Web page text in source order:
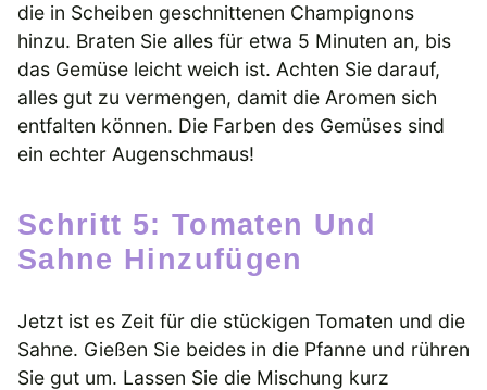
die in Scheiben geschnittenen Champignons
hinzu. Braten Sie alles für etwa 5 Minuten an, bis
das Gemüse leicht weich ist. Achten Sie darauf,
alles gut zu vermengen, damit die Aromen sich
entfalten können. Die Farben des Gemüses sind
ein echter Augenschmaus!
Schritt 5: Tomaten Und
Sahne Hinzufügen
Jetzt ist es Zeit für die stückigen Tomaten und die
Sahne. Gießen Sie beides in die Pfanne und rühren
Sie gut um. Lassen Sie die Mischung kurz